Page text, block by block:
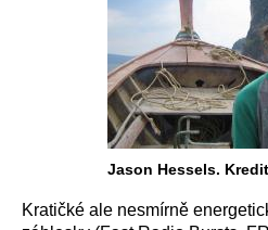
Jason Hessels.
Kratičké ale nesmírně